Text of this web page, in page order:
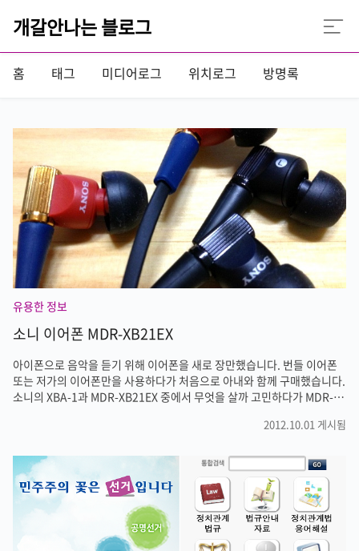
개갈안나는 블로그
홈 태그 미디어로그 위치로그 방명록
유용한 정보
소니 이어폰 MDR-XB21EX
아이폰으로 음악을 듣기 위해 이어폰을 새로 장만했습니다. 번들 이어폰
또는 저가의 이어폰만을 사용하다가 처음으로 아내와 함께 구매했습니다.
소니의 XBA-1과 MDR-XB21EX 중에서 무엇을 살까 고민하다가 MDR-
장엣 둘다 들어봤는데 MDR-XB21EX가 제가 듣기엔 조금 더 좋은거 같더
음을 잘 표현해주는 느낌이었습니다. 외부 소리도 완벽하게 차단해주고
요. MDR-XB21EX의 줄은 잘 엉키지 않는 칼국수 줄입니다. 요즘 많은 사
람들이 이용하고 있죠. 전에 쓰던 이어폰은 단자가 일자형이라서 금방 고
장난 경험이 있습니다 하지만 MDR-XB21EX은 기역자 단자..
2012.10.01 게시됨